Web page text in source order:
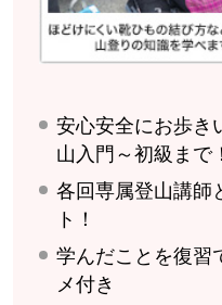
安心安全にお歩き
山入門～初級まで
各回専属登山講師
ト！
学んだことを復習
メ付き